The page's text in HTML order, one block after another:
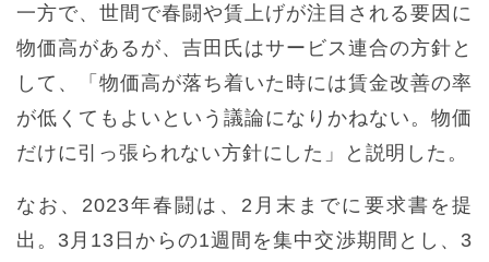
一方で、世間で春闘や賃上げが注目される要因に
物価高があるが、吉田氏はサービス連合の方針と
して、「物価高が落ち着いた時には賃金改善の率
が低くてもよいという議論になりかねない。物価
だけに引っ張られない方針にした」と説明した。
なお、2023年春闘は、2月末までに要求書を提
出。3月13日からの1週間を集中交渉期間とし、3